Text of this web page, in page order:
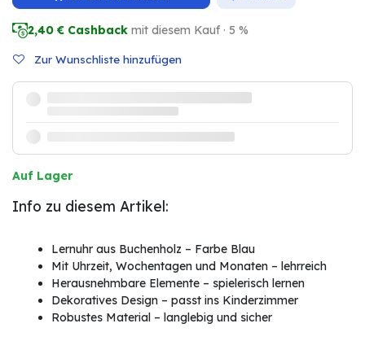
2,40 € Cashback mit diesem Kauf · 5 %
Zur Wunschliste hinzufügen
Auf Lager
Info zu diesem Artikel:
Lernuhr aus Buchenholz – Farbe Blau
Mit Uhrzeit, Wochentagen und Monaten – lehrreich
Herausnehmbare Elemente – spielerisch lernen
Dekoratives Design – passt ins Kinderzimmer
Robustes Material – langlebig und sicher